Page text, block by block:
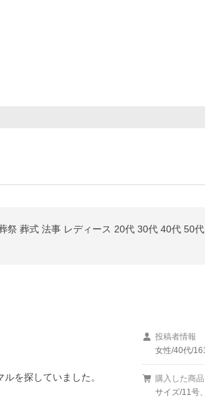
祭 葬式 法事 レディース 20代 30代 40代 50
を探していました。
投稿者情報
女性/40代/
購入した商品
サイズ/11号